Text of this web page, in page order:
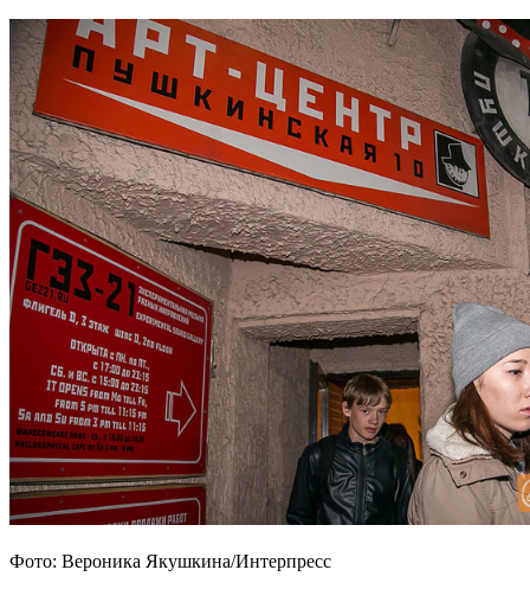
Фото: Вероника Якушкина/Интерпресс